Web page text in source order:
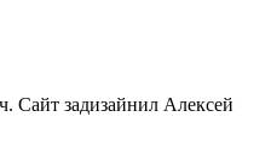
задизайнил Алексей